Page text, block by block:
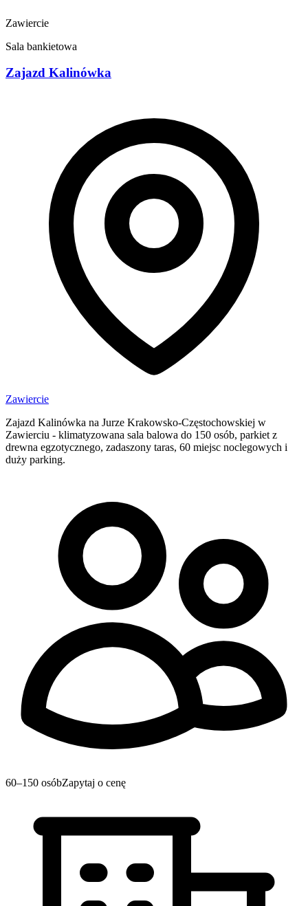
Zawiercie
Sala bankietowa
Zajazd Kalinówka
Zawiercie
Zajazd Kalinówka na Jurze Krakowsko-Częstochowskiej w
Zawierciu - klimatyzowana sala balowa do 150 osób, parkiet z
drewna egzotycznego, zadaszony taras, 60 miejsc noclegowych i
duży parking.
60–150 osóbZapytaj o cenę